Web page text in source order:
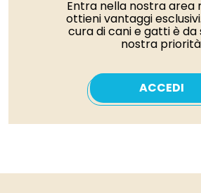
Entra nella nostra area
ottieni vantaggi
cura di cani e gatti è
nostra
ACCEDI